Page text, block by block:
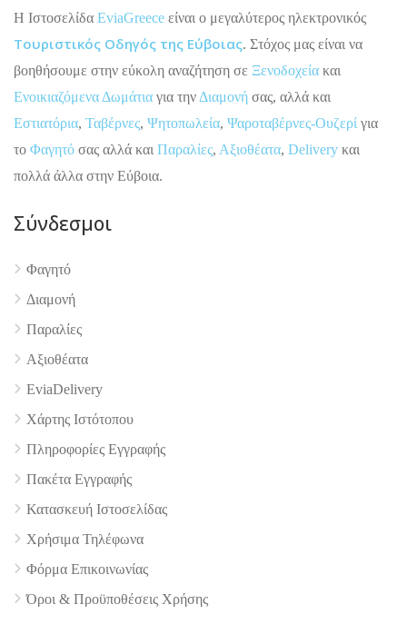
4.9
H Ιστοσελίδα EviaGreece είναι ο μεγαλύτερος ηλεκτρονικός
Τουριστικός Οδηγός της Εύβοιας. Στόχος μας είναι να
βοηθήσουμε στην εύκολη αναζήτηση σε Ξενοδοχεία και
Ενοικιαζόμενα Δωμάτια για την Διαμονή σας, αλλά και
Εστιατόρια, Ταβέρνες, Ψητοπωλεία, Ψαροταβέρνες-Ουζερί για
το Φαγητό σας αλλά και Παραλίες, Αξιοθέατα, Delivery και
πολλά άλλα στην Εύβοια.
Σύνδεσμοι
Φαγητό
Διαμονή
Παραλίες
Αξιοθέατα
EviaDelivery
Χάρτης Ιστότοπου
Πληροφορίες Εγγραφής
Πακέτα Εγγραφής
Κατασκευή Ιστοσελίδας
Χρήσιμα Τηλέφωνα
Φόρμα Επικοινωνίας
Όροι & Προϋποθέσεις Xρήσης